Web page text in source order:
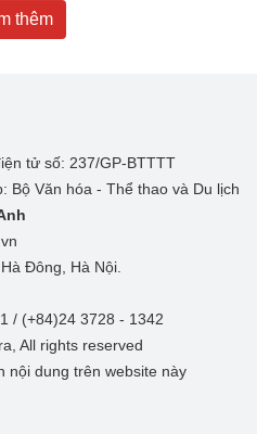
thêm
tử số: 237/GP-BTTTT
Bộ Văn hóa - Thể thao và Du lịch
Đông, Hà Nội.
/ (+84)24 3728 - 1342
All rights reserved
nội dung trên website này